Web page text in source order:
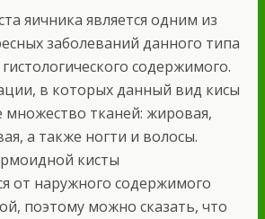
яичника является одним из
заболеваний данного типа
содержимого.
в которых данный вид кисы
множество тканей: жировая,
а также ногти и волосы.
кисты
от наружного содержимого
поэтому можно сказать, что